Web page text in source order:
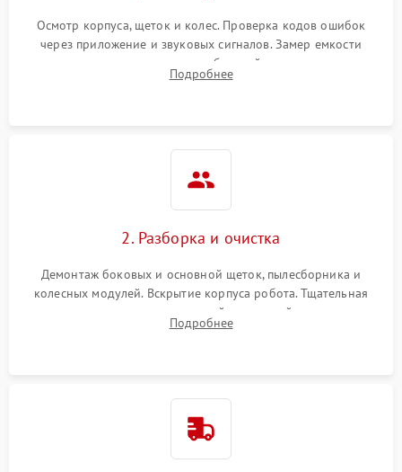
Осмотр корпуса, щеток и колес. Проверка кодов ошибок
через приложение и звуковых сигналов. Замер емкости
аккумулятора и тестирование базовой станции зарядки.
Оценка работы лидара, бампера и датчиков падения для
Подробнее
2. Разборка и очистка
Демонтаж боковых и основной щеток, пылесборника и
колесных модулей. Вскрытие корпуса робота. Тщательная
очистка внутренних полостей, шестерней и плат от
скопившейся пыли, волос и шерсти животных с
Подробнее